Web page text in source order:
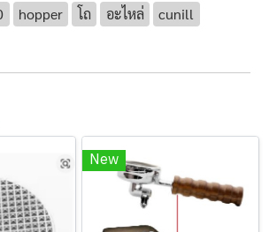
hopper โถ อะไหล่ cunill
New